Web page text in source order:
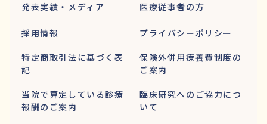
発表実績・メディア 医療従事者の方
採用情報 プライバシーポリシー
特定商取引法に基づく表
記
保険外併用療養費制度の
ご案内
当院で算定している診療
報酬のご案内
臨床研究へのご協力につ
いて